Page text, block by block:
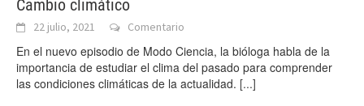
Cambio climático
22 julio, 2021 Comentario
En el nuevo episodio de Modo Ciencia, la bióloga habla de la
importancia de estudiar el clima del pasado para comprender
las condiciones climáticas de la actualidad. [...]